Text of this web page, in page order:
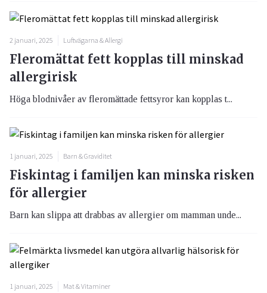
2 januari, 2025 Luftvägarna & Allergi
Fleromättat fett kopplas till minskad
allergirisk
Höga blodnivåer av fleromättade fettsyror kan kopplas t...
1 januari, 2025 Barn & Graviditet
Fiskintag i familjen kan minska risken
för allergier
Barn kan slippa att drabbas av allergier om mamman unde...
1 januari, 2025 Mat & Vitaminer